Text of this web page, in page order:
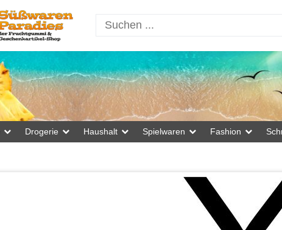
Drogerie Haushalt Spielwaren Fashion